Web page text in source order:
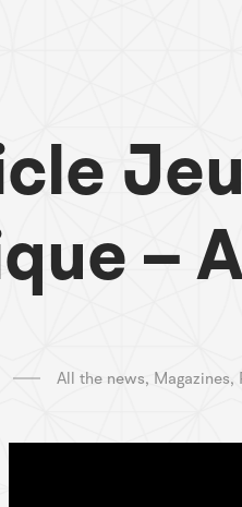
–
All the news, Magazines,